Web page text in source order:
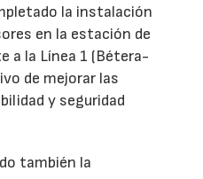
la instalación
en la estación de
a la Línea 1 (Bétera-
de mejorar las
y seguridad
también la